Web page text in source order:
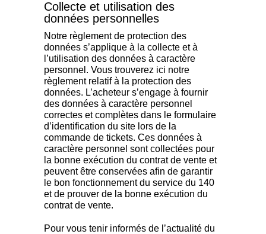
Collecte et utilisation des
données personnelles
Notre règlement de protection des
données s’applique à la collecte et à
l’utilisation des données à caractère
personnel. Vous trouverez ici notre
règlement relatif à la protection des
données. L’acheteur s’engage à fournir
des données à caractère personnel
correctes et complètes dans le formulaire
d’identification du site lors de la
commande de tickets. Ces données à
caractère personnel sont collectées pour
la bonne exécution du contrat de vente et
peuvent être conservées afin de garantir
le bon fonctionnement du service du 140
et de prouver de la bonne exécution du
contrat de vente.
Pour vous tenir informés de l’actualité du